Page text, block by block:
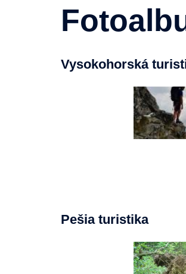
Vysokohorská
Pešia turistika